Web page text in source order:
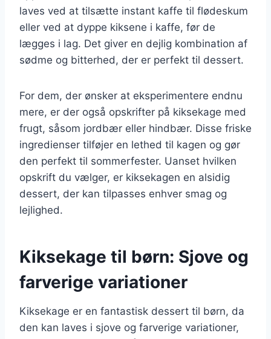
laves ved at tilsætte instant kaffe til flødeskum
eller ved at dyppe kiksene i kaffe, før de
lægges i lag. Det giver en dejlig kombination af
sødme og bitterhed, der er perfekt til dessert.
For dem, der ønsker at eksperimentere endnu
mere, er der også opskrifter på kiksekage med
frugt, såsom jordbær eller hindbær. Disse friske
ingredienser tilføjer en lethed til kagen og gør
den perfekt til sommerfester. Uanset hvilken
opskrift du vælger, er kiksekagen en alsidig
dessert, der kan tilpasses enhver smag og
lejlighed.
Kiksekage til børn: Sjove og
farverige variationer
Kiksekage er en fantastisk dessert til børn, da
den kan laves i sjove og farverige variationer,